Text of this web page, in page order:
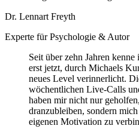
Dr. Lennart Freyth
Experte für Psychologie & Autor
Seit über zehn Jahren
erst jetzt, durch Michaels
neues Level verinnerlicht.
wöchentlichen Live-Calls
haben mir nicht nur
dranzubleiben, sondern
eigenen Motivation zu